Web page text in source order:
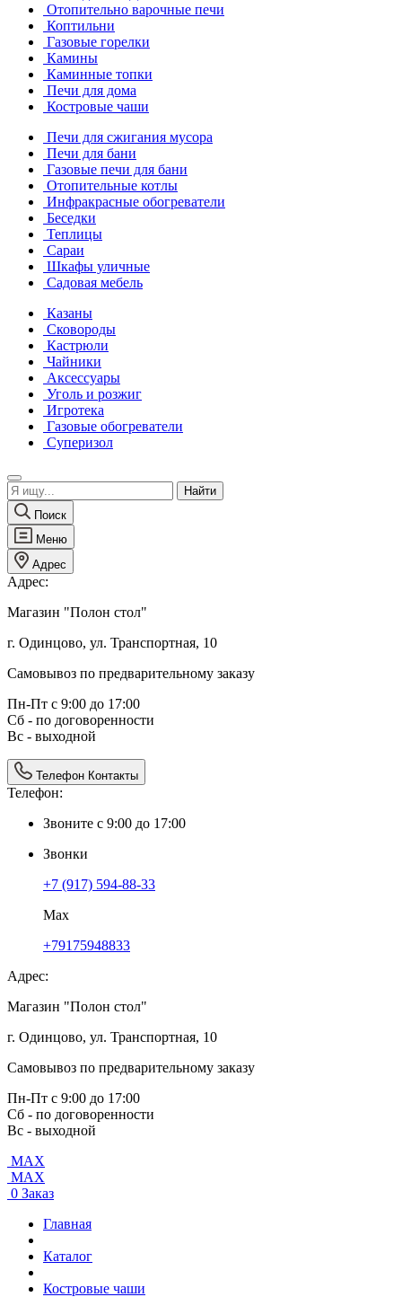
Отопительно варочные печи
Коптильни
Газовые горелки
Камины
Каминные топки
Печи для дома
Костровые чаши
Печи для сжигания мусора
Печи для бани
Газовые печи для бани
Отопительные котлы
Инфракрасные обогреватели
Беседки
Теплицы
Сараи
Шкафы уличные
Садовая мебель
Казаны
Сковороды
Кастрюли
Чайники
Аксессуары
Уголь и розжиг
Игротека
Газовые обогреватели
Суперизол
Поиск
Меню
Адрес
Адрес:
Магазин "Полон стол"
г. Одинцово, ул. Транспортная, 10
Самовывоз по предварительному заказу
Пн-Пт с 9:00 до 17:00
Сб - по договоренности
Вс - выходной
Телефон Контакты
Телефон:
Звоните с 9:00 до 17:00
Звонки
+7 (917) 594-88-33
Max
+79175948833
Адрес:
Магазин "Полон стол"
г. Одинцово, ул. Транспортная, 10
Самовывоз по предварительному заказу
Пн-Пт с 9:00 до 17:00
Сб - по договоренности
Вс - выходной
MAX
MAX
0 Заказ
Главная
Каталог
Костровые чаши